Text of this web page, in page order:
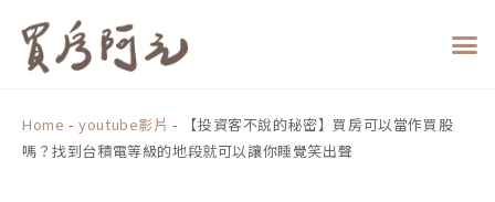
Home -youtube影片 -
【投資客不說的秘密】買房可以當作買股
嗎？找到台積電等級的地段就可以讓你睡覺笑出聲